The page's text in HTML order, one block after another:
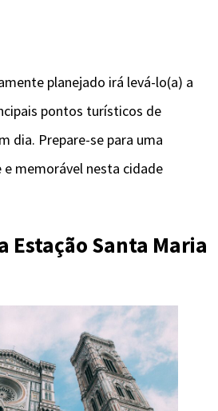
planejado irá levá-lo(a) a
pontos turísticos de
dia. Prepare-se para uma
memorável nesta cidade
Estação Santa Maria